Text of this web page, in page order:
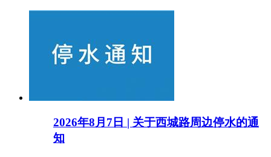
2026年8月7日 | 关于西城路周边停水的通
知